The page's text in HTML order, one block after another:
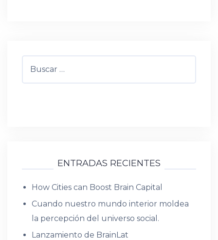
ENTRADAS RECIENTES
How Cities can Boost Brain Capital
Cuando nuestro mundo interior moldea
la percepción del universo social.
Lanzamiento de BrainLat